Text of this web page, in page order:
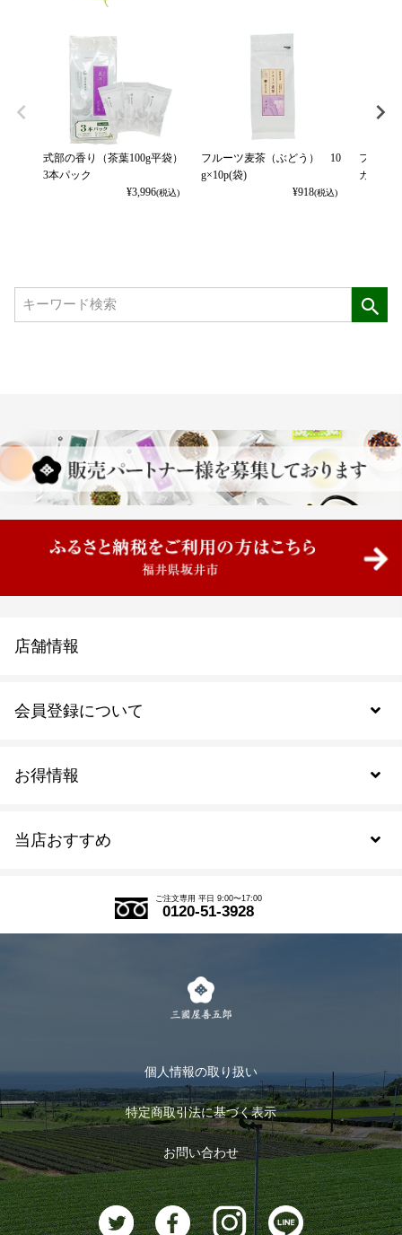
式部の香り（茶葉100g平袋）
3本パック
¥3,996(税込)
フルーツ麦茶（ぶどう） 10
g×10p(袋)
¥918(税込)
フルー
カット
当店おすすめ
式部の香りシリーズ
お茶のギフト
おすすめのお茶
お茶に合うスイーツ
お得情報
会員登録について
会員規約について
ログイン
ログアウト
店舗情報
ご注文専用 平日 9:00〜17:00
0120-51-3928
個人情報の取り扱い
特定商取引法に基づく表示
お問い合わせ